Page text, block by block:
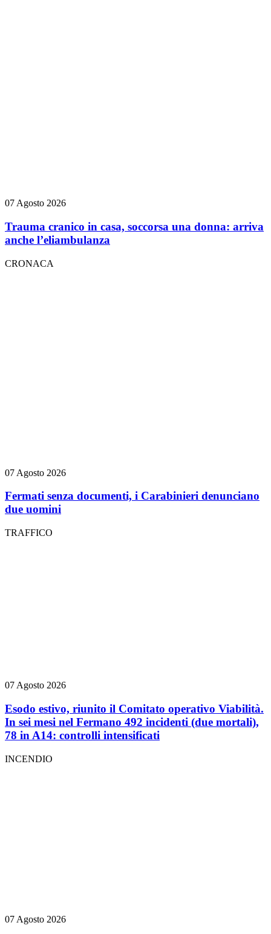
07 Agosto 2026
Trauma cranico in casa, soccorsa una donna: arriva
anche l’eliambulanza
CRONACA
07 Agosto 2026
Fermati senza documenti, i Carabinieri denunciano
due uomini
TRAFFICO
07 Agosto 2026
Esodo estivo, riunito il Comitato operativo Viabilità.
In sei mesi nel Fermano 492 incidenti (due mortali),
78 in A14: controlli intensificati
INCENDIO
07 Agosto 2026